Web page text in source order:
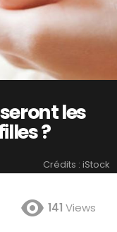
les
?
Crédits : iStock
141 Views